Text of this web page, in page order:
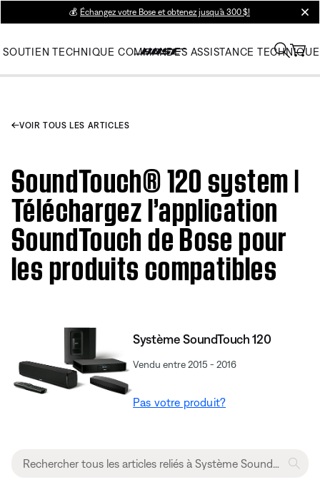
💰 Échangez votre Bose et obtenez jusqu’à 300 $!
SOUTIEN TECHNIQUE COMMANDES ASSISTANCE TECHNIQUE
VOIR TOUS LES ARTICLES
SoundTouch® 120 system |
Téléchargez l’application
SoundTouch de Bose pour
les produits compatibles
Système SoundTouch 120
Vendu entre 2015 - 2016
Pas votre produit?